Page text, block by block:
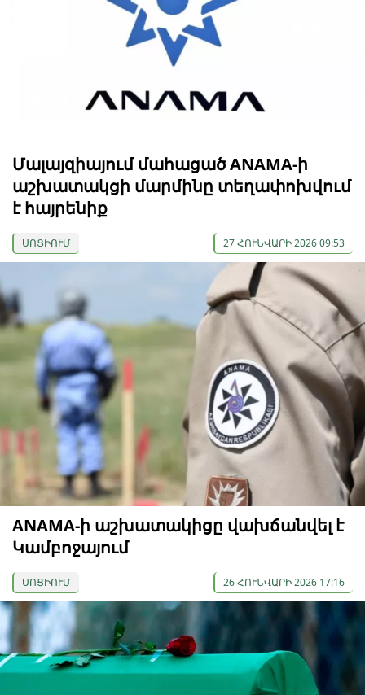
Մալայզիայում մահացած ANAMA-ի
աշխատակցի մարմինը տեղափոխվում
է հայրենիք
ՍՈՑԻՈՒՄ 27 ՀՈՒՆՎԱՐԻ 2026 09:53
ANAMA-ի աշխատակիցը վախճանվել է
Կամբոջայում
ՍՈՑԻՈՒՄ 26 ՀՈՒՆՎԱՐԻ 2026 17:16